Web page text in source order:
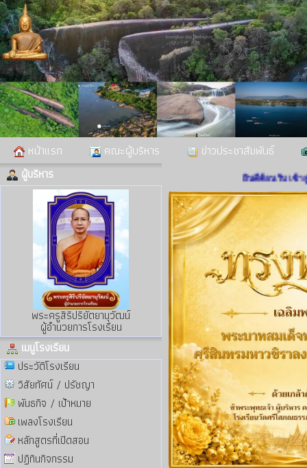
หน้าแรก คณะผู้บริหาร ข่าวประชาสัมพันธ์
ผู้บริหาร
พระครูสิริปริยัตยานุวัฒน์
ผู้อำนวยการโรงเรียน
เมนูโรงเรียน
ประวัติโรงเรียน
วิสัยทัศน์ / ปรัชญา
พันธกิจ / เป้าหมาย
เพลงโรงเรียน
หลักสูตรที่เปิดสอน
ปฏิทินกิจกรรม
ยินดีต้อนรับ เข้าสู่เว็บไซต์